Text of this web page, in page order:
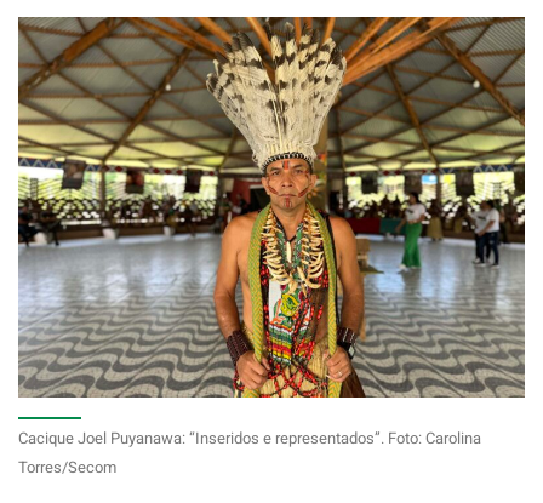
Cacique Joel Puyanawa: “Inseridos e representados”. Foto: Carolina
Torres/Secom